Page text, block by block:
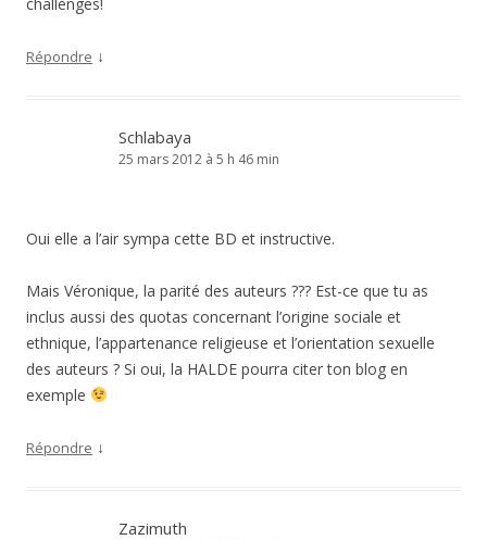
Répondre ↓
Schlabaya
25 mars 2012 à 5 h 46 min
Oui elle a l’air sympa cette BD et instructive.
Mais Véronique, la parité des auteurs ??? Est-ce que tu as
inclus aussi des quotas concernant l’origine sociale et
ethnique, l’appartenance religieuse et l’orientation sexuelle
des auteurs ? Si oui, la HALDE pourra citer ton blog en
exemple
Répondre ↓
Zazimuth